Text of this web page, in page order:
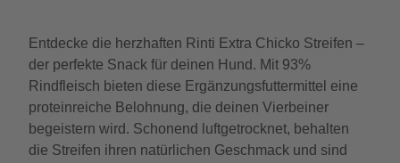
Entdecke die herzhaften Rinti Extra Chicko Streifen –
der perfekte Snack für deinen Hund. Mit 93%
Rindfleisch bieten diese Ergänzungsfuttermittel eine
proteinreiche Belohnung, die deinen Vierbeiner
begeistern wird. Schonend luftgetrocknet, behalten
die Streifen ihren natürlichen Geschmack und sind